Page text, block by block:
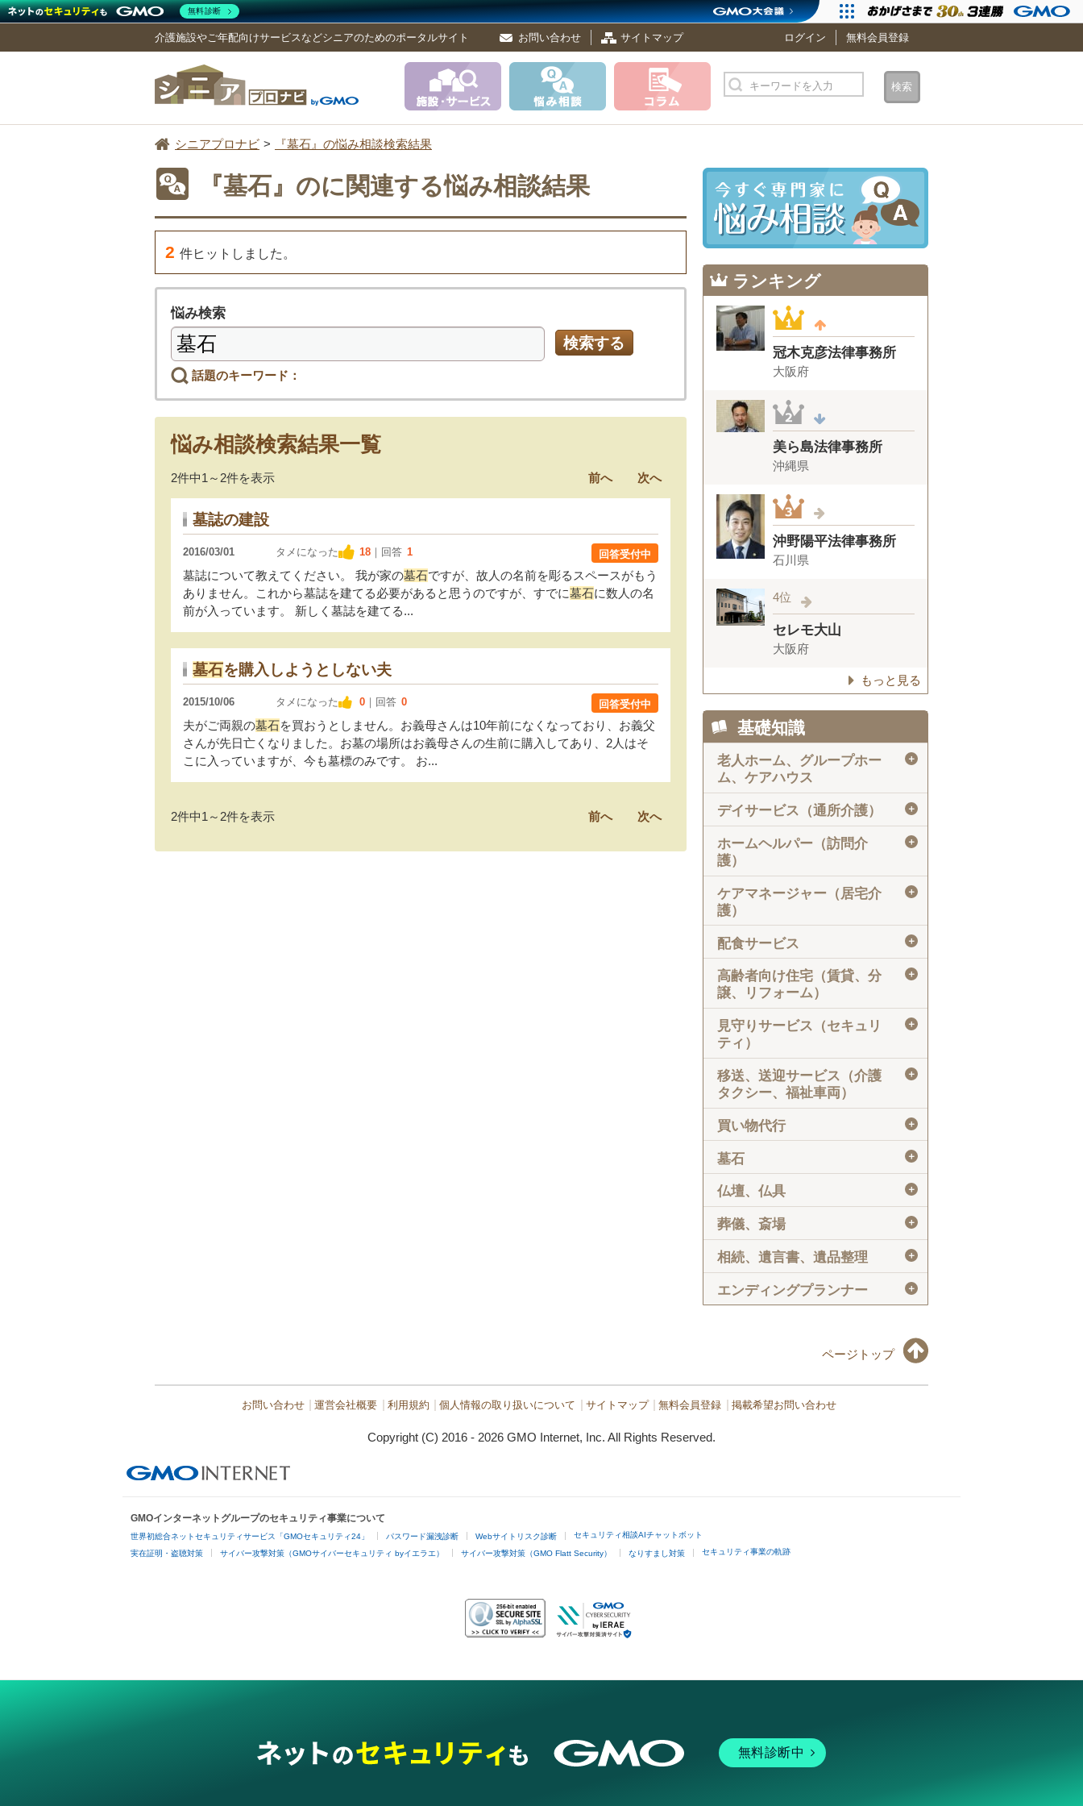
お問い合わせ サイトマップ ログイン 無料会員登録
介護施設やご年配向けサービスなどシニアのためのポータルサイト
キーワードを入力 検索
シニアプロナビ 『墓石』の悩み相談検索結果
『墓石』のに関連する悩み相談結果
2件ヒットしました。
悩み検索
検索する
話題のキーワード：
悩み相談検索結果一覧
2件中1～2件を表示 前へ 次へ
墓誌の建設
2016/03/01 タメになった 18｜回答 1 回答受付中
墓誌について教えてください。 我が家の墓石ですが、故人の名前を彫るスペースがもう
ありません。これから墓誌を建てる必要があると思うのですが、すでに墓石に数人の名
前が入っています。 新しく墓誌を建てる...
墓石を購入しようとしない夫
2015/10/06 タメになった 0｜回答 0 回答受付中
夫がご両親の墓石を買おうとしません。お義母さんは10年前になくなっており、お義父
さんが先日亡くなりました。お墓の場所はお義母さんの生前に購入してあり、2人はそ
こに入っていますが、今も墓標のみです。 お...
2件中1～2件を表示 前へ 次へ
ランキング
冠木克彦法律事務所
大阪府
美ら島法律事務所
沖縄県
沖野陽平法律事務所
石川県
4位
セレモ大山
大阪府
もっと見る
基礎知識
老人ホーム、グループホー
ム、ケアハウス
＋
デイサービス（通所介護） ＋
ホームヘルパー（訪問介
護）
＋
ケアマネージャー（居宅介
護）
＋
配食サービス ＋
高齢者向け住宅（賃貸、分
譲、リフォーム）
＋
見守りサービス（セキュリ
ティ）
＋
移送、送迎サービス（介護
タクシー、福祉車両）
＋
買い物代行 ＋
墓石 ＋
仏壇、仏具 ＋
葬儀、斎場 ＋
相続、遺言書、遺品整理 ＋
エンディングプランナー ＋
ページトップ
お問い合わせ 運営会社概要 利用規約 個人情報の取り扱いについて サイトマップ 無料会員登録 掲載希望お問い合わせ
Copyright (C) 2016 - 2026 GMO Internet, Inc. All Rights Reserved.
GMOインターネットグループのセキュリティ事業について
世界初総合ネットセキュリティサービス「GMOセキュリティ24」 パスワード漏洩診断 Webサイトリスク診断 セキュリティ相談AIチャットボット
実在証明・盗聴対策 サイバー攻撃対策（GMOサイバーセキュリティ byイエラエ） サイバー攻撃対策（GMO Flatt Security） なりすまし対策 セキュリティ事業の軌跡
無料診断中
無料診断